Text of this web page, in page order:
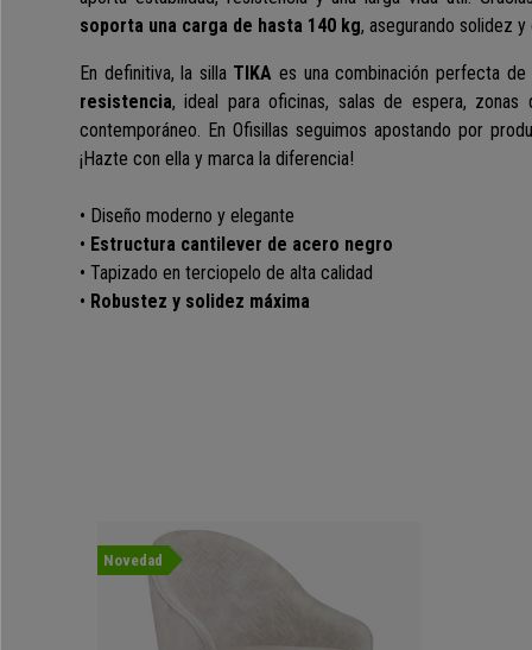
soporta una carga de hasta 140 kg, asegurando solidez
En definitiva, la silla TIKA es una combinación perfecta de
resistencia, ideal para oficinas, salas de espera,
contemporáneo. En Ofisillas seguimos apostando por
¡Hazte con ella y marca la diferencia!
• Diseño moderno y elegante
• Estructura cantilever de acero negro
• Tapizado en terciopelo de alta calidad
• Robustez y solidez máxima
Novedad